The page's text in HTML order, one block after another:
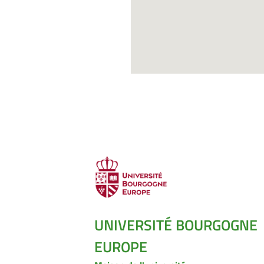
UNIVERSITÉ BOURGOGNE
EUROPE